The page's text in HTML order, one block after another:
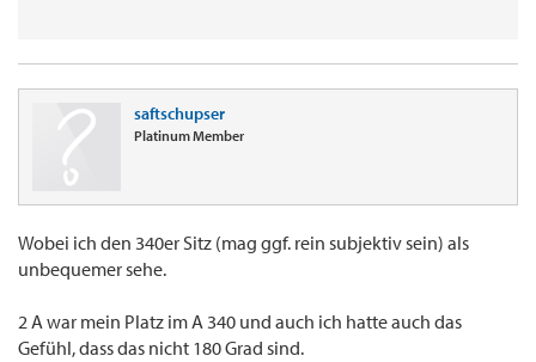
saftschupser
Platinum Member
Wobei ich den 340er Sitz (mag ggf. rein subjektiv sein) als
unbequemer sehe.
2 A war mein Platz im A 340 und auch ich hatte auch das
Gefühl, dass das nicht 180 Grad sind.